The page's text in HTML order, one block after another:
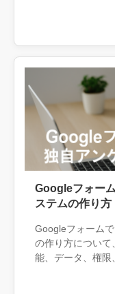
する条件、相談
Googleフォー
ステムの作り方
Googleフォーム
の作り方について
能、データ、権限
と外部へ相談す